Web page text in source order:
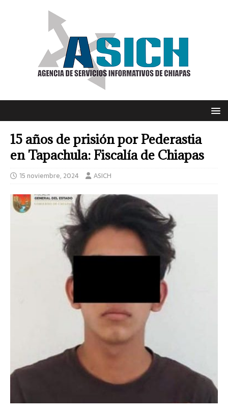
15 años de prisión por Pederastia
en Tapachula: Fiscalía de Chiapas
15 noviembre, 2024 ASICH